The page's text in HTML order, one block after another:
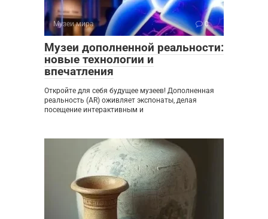
Музеи мира 0
Музеи дополненной реальности:
новые технологии и
впечатления
Откройте для себя будущее музеев! Дополненная
реальность (AR) оживляет экспонаты, делая
посещение интерактивным и